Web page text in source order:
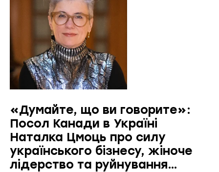
«Думайте, що ви говорите»:
Посол Канади в Україні
Наталка Цмоць про силу
українського бізнесу, жіноче
лідерство та руйнування